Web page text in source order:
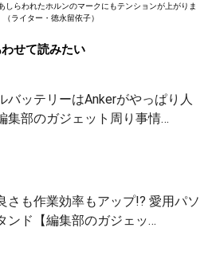
しらわれたホルンのマークにもテンションが上がりま
（ライター・徳永留依子）
せて読みたい
バッテリーはAnkerがやっぱり人
集部のガジェット周り事情…
さも作業効率もアップ!? 愛用パソ
ンド【編集部のガジェッ…